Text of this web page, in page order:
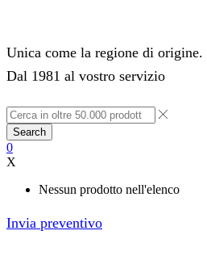
Unica come la regione di origine.
Dal 1981 al vostro servizio
Search
0
X
Nessun prodotto nell'elenco
Invia preventivo